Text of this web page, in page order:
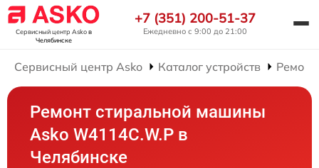
Сервисный центр Askoв
Челябинске
+7 (351) 200-51-37
Ежедневно с 9:00 до 21:00
Сервисный центр Asko Каталог устройств
Ремонт стиральной машины
Asko W4114C.W.P в
Челябинске